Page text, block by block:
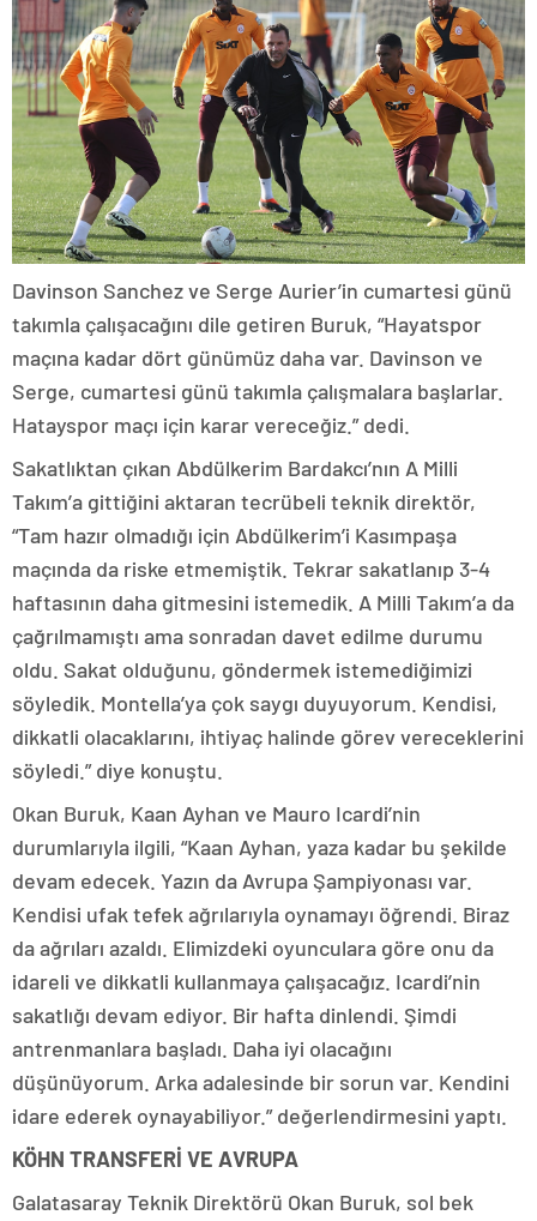
Davinson Sanchez ve Serge Aurier’in cumartesi günü
takımla çalışacağını dile getiren Buruk, “Hayatspor
maçına kadar dört günümüz daha var. Davinson ve
Serge, cumartesi günü takımla çalışmalara başlarlar.
Hatayspor maçı için karar vereceğiz.” dedi.
Sakatlıktan çıkan Abdülkerim Bardakcı’nın A Milli
Takım’a gittiğini aktaran tecrübeli teknik direktör,
“Tam hazır olmadığı için Abdülkerim’i Kasımpaşa
maçında da riske etmemiştik. Tekrar sakatlanıp 3-4
haftasının daha gitmesini istemedik. A Milli Takım’a da
çağrılmamıştı ama sonradan davet edilme durumu
oldu. Sakat olduğunu, göndermek istemediğimizi
söyledik. Montella’ya çok saygı duyuyorum. Kendisi,
dikkatli olacaklarını, ihtiyaç halinde görev vereceklerini
söyledi.” diye konuştu.
Okan Buruk, Kaan Ayhan ve Mauro Icardi’nin
durumlarıyla ilgili, “Kaan Ayhan, yaza kadar bu şekilde
devam edecek. Yazın da Avrupa Şampiyonası var.
Kendisi ufak tefek ağrılarıyla oynamayı öğrendi. Biraz
da ağrıları azaldı. Elimizdeki oyunculara göre onu da
idareli ve dikkatli kullanmaya çalışacağız. Icardi’nin
sakatlığı devam ediyor. Bir hafta dinlendi. Şimdi
antrenmanlara başladı. Daha iyi olacağını
düşünüyorum. Arka adalesinde bir sorun var. Kendini
idare ederek oynayabiliyor.” değerlendirmesini yaptı.
KÖHN TRANSFERİ VE AVRUPA
Galatasaray Teknik Direktörü Okan Buruk, sol bek